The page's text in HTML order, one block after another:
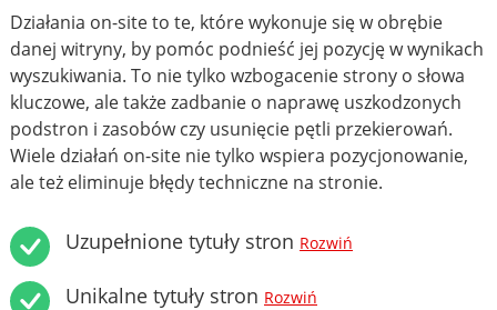
Działania on-site to te, które wykonuje się w obrębie
danej witryny, by pomóc podnieść jej pozycję w wynikach
wyszukiwania. To nie tylko wzbogacenie strony o słowa
kluczowe, ale także zadbanie o naprawę uszkodzonych
podstron i zasobów czy usunięcie pętli przekierowań.
Wiele działań on-site nie tylko wspiera pozycjonowanie,
ale też eliminuje błędy techniczne na stronie.
Uzupełnione tytuły stron Rozwiń
Unikalne tytuły stron Rozwiń